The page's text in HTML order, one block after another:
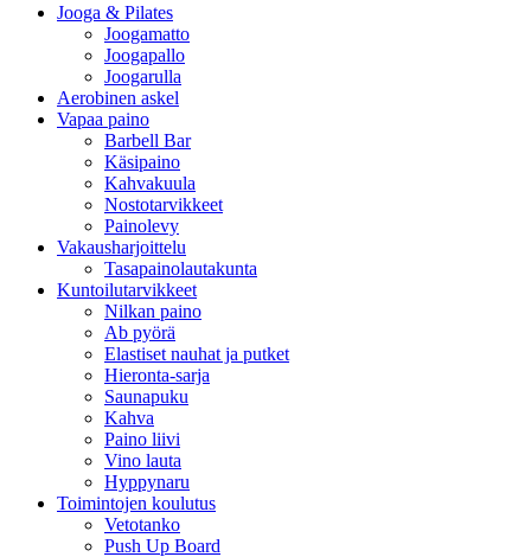
Jooga & Pilates
Joogamatto
Joogapallo
Joogarulla
Aerobinen askel
Vapaa paino
Barbell Bar
Käsipaino
Kahvakuula
Nostotarvikkeet
Painolevy
Vakausharjoittelu
Tasapainolautakunta
Kuntoilutarvikkeet
Nilkan paino
Ab pyörä
Elastiset nauhat ja putket
Hieronta-sarja
Saunapuku
Kahva
Paino liivi
Vino lauta
Hyppynaru
Toimintojen koulutus
Vetotanko
Push Up Board